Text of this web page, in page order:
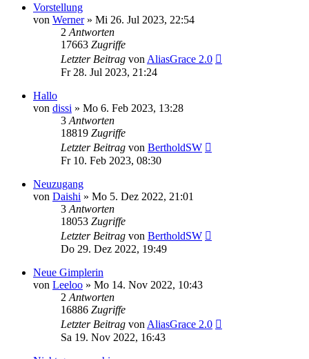
Vorstellung
von Werner» Mi 26. Jul 2023, 22:54
2 Antworten
17663 Zugriffe
Letzter Beitrag von AliasGrace 2.0
Fr 28. Jul 2023, 21:24
Hallo
von dissi » Mo 6. Feb 2023, 13:28
3 Antworten
18819 Zugriffe
Letzter Beitrag von BertholdSW
Fr 10. Feb 2023, 08:30
Neuzugang
von Daishi » Mo 5. Dez 2022, 21:01
3 Antworten
18053 Zugriffe
Letzter Beitrag von BertholdSW
Do 29. Dez 2022, 19:49
Neue Gimplerin
von Leeloo » Mo 14. Nov 2022, 10:43
2 Antworten
16886 Zugriffe
Letzter Beitrag von AliasGrace 2.0
Sa 19. Nov 2022, 16:43